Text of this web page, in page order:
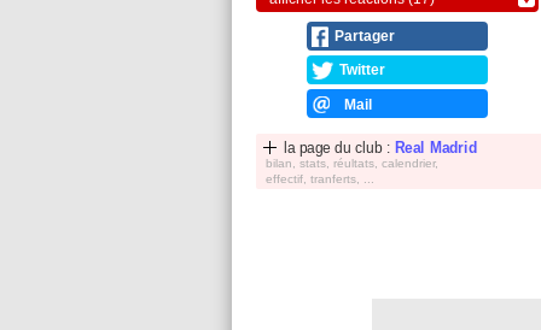
Partager
Twitter
Mail
la page du club : Real Madrid
bilan, stats, réultats, calendrier,
effectif, tranferts, ...